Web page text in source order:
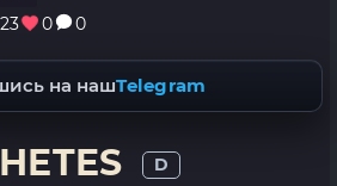
0 0
на нашTelegram
D